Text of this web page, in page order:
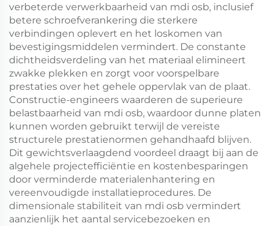
verbeterde verwerkbaarheid van mdi osb, inclusief
betere schroefverankering die sterkere
verbindingen oplevert en het loskomen van
bevestigingsmiddelen vermindert. De constante
dichtheidsverdeling van het materiaal elimineert
zwakke plekken en zorgt voor voorspelbare
prestaties over het gehele oppervlak van de plaat.
Constructie-engineers waarderen de superieure
belastbaarheid van mdi osb, waardoor dunne platen
kunnen worden gebruikt terwijl de vereiste
structurele prestatienormen gehandhaafd blijven.
Dit gewichtsverlaagdend voordeel draagt bij aan de
algehele projectefficiëntie en kostenbesparingen
door verminderde materialenhantering en
vereenvoudigde installatieprocedures. De
dimensionale stabiliteit van mdi osb vermindert
aanzienlijk het aantal servicebezoeken en